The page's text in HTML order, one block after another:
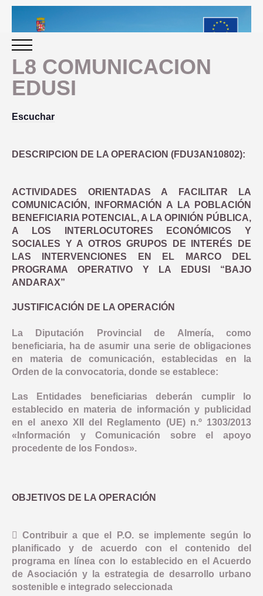
INICIO
GESTIÓN Y SEGUIMIENTO
PRESENTACION
OBJETIVO TEMATICO 2
LINEA 3: ACCIONES PARA MEJORAR LA EFICIENCIA
LINEA 4: REHABILITACION Y PUESTA EN VALOR DEL
LINEA 5: REGENERACION DE AREAS DEGRADADAS, ZONAS
OBJETIVO TEMATICO 9
OBJETIVO TEMATICO 99
LINEA 7: GESTION EDUSI
LINEA 8: COMUNICACION EDUSI
NORMATIVA
EVALUACIÓN
OBJETIVOS
INDICADORES PRODUCTIVIDAD
INDICADORES RESULTADO
COMUNICACIÓN
BUENAS PRÁCTICAS
CONTACTO
COMPROMISO ANTIFRAUDE
DECLARACIÓN INSTITUCIONAL ANTIFRAUDE
CÓDIGO DE CONDUCTA
CANAL DE DENUNCIAS
L8 COMUNICACION
EDUSI
Escuchar
DESCRIPCION DE LA OPERACION (FDU3AN10802):
ACTIVIDADES ORIENTADAS A FACILITAR LA
COMUNICACIÓN, INFORMACIÓN A LA POBLACIÓN
BENEFICIARIA POTENCIAL, A LA OPINIÓN PÚBLICA,
A LOS INTERLOCUTORES ECONÓMICOS Y
SOCIALES Y A OTROS GRUPOS DE INTERÉS DE
LAS INTERVENCIONES EN EL MARCO DEL
PROGRAMA OPERATIVO Y LA EDUSI “BAJO
ANDARAX”
JUSTIFICACIÓN DE LA OPERACIÓN
La Diputación Provincial de Almería, como
beneficiaria, ha de asumir una serie de obligaciones
en materia de comunicación, establecidas en la
Orden de la convocatoria, donde se establece:
Las Entidades beneficiarias deberán cumplir lo
establecido en materia de información y publicidad
en el anexo XII del Reglamento (UE) n.º 1303/2013
«Información y Comunicación sobre el apoyo
procedente de los Fondos».
OBJETIVOS DE LA OPERACIÓN
 Contribuir a que el P.O. se implemente según lo
planificado y de acuerdo con el contenido del
programa en línea con lo establecido en el Acuerdo
de Asociación y la estrategia de desarrollo urbano
sostenible e integrado seleccionada
Aviso Legal Accesibilidad Mapa web Privacidad Cookies Contacto